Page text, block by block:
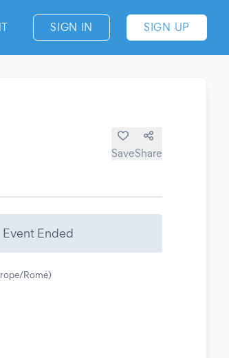
SIGN IN SIGN UP
SaveShare
Event Ended
Rome)